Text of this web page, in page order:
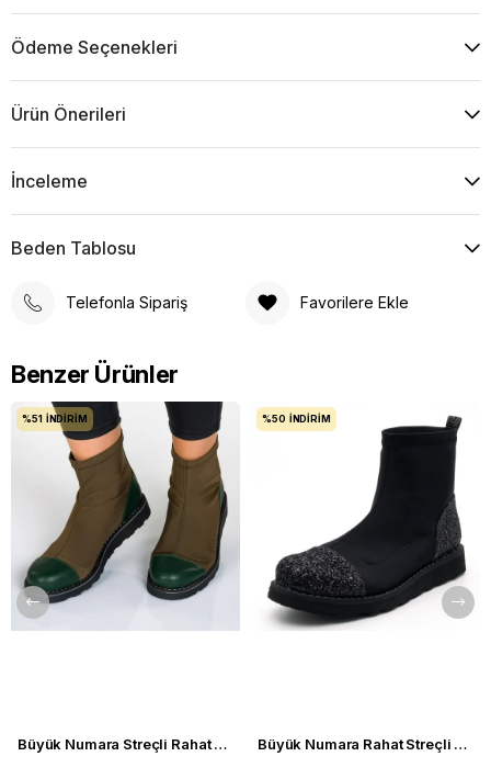
Ödeme Seçenekleri
Ürün Önerileri
İnceleme
Beden Tablosu
Telefonla Sipariş Favorilere Ekle
Benzer Ürünler
Büyük Numara Streçli Rahat Kadın BOT 19273 haki
%51 İNDIRIM
Büyük Numara Rahat Streçli Kadın BOT 19273 siyah
%50 İNDIRIM